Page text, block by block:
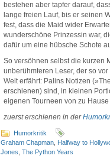
bestehen aber tapfer darauf,
lange freien Lauf, bis er seinen
fest, dass die Maid wider
wunderschöne Prinzessin war,
dafür um eine hübsche Schote
So versöhnen selbst die kurzen
unberühmteren Leser, der so
Welt erfährt: Palins Notizen
erschienen) sind, in kleinen
eigenen Tourneen von zu
zuerst erschienen in der
Humorkritik
Graham Chapman Halfway to
Jones The Python Years